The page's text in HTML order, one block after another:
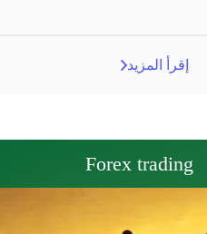
إقرأ المزيد
Forex trading